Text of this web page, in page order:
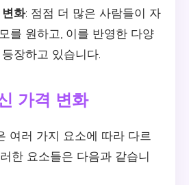
화: 점점 더 많은 사람들이 자
를 원하고, 이를 반영한 다양
장하고 있습니다.
가격 변화
여러 가지 요소에 따라 다르
한 요소들은 다음과 같습니